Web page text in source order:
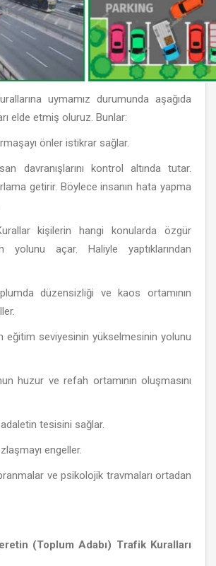
uymamız durumunda aşağıda
elde etmiş oluruz. Bunlar:
önler istikrar sağlar.
davranışlarını kontrol altında tutar.
getirir. Böylece insanın hata yapma
kişilerin hangi konularda özgür
yolunu açar. Haliyle yaptıklarından
düzensizliği ve kaos ortamının
eğitim seviyesinin yükselmesinin yolunu
huzur ve refah ortamının oluşmasını
tesisini sağlar.
engeller.
ve psikolojik travmaları ortadan
(Toplum Adabı) Trafik Kuralları